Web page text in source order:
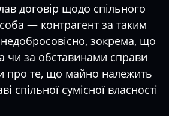
договір щодо спільного
— контрагент за таким
зокрема, що
чи за обставинами справи
про те, що майно належить
спільної сумісної власності